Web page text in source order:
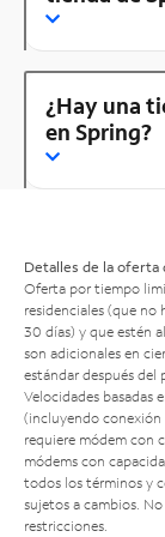
¿Hay una
en Spring?
Detalles de la
Oferta por tiempo
residenciales (que
30 días) y que estén
son adicionales en
estándar después del
Velocidades basadas
(incluyendo conexión
requiere módem con
módems con
todos los términos y
sujetos a cambios.
restricciones.